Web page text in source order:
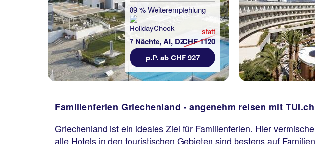
89 % Weiterempfehlung
7 Nächte, AI, DZ
statt
CHF 1120
p.P. ab CHF 927
Familienferien Griechenland - angenehm reisen mit TUI.ch
Griechenland ist ein ideales Ziel für Familienferien. Hier
alle Hotels in den touristischen Gebieten sind bestens auf